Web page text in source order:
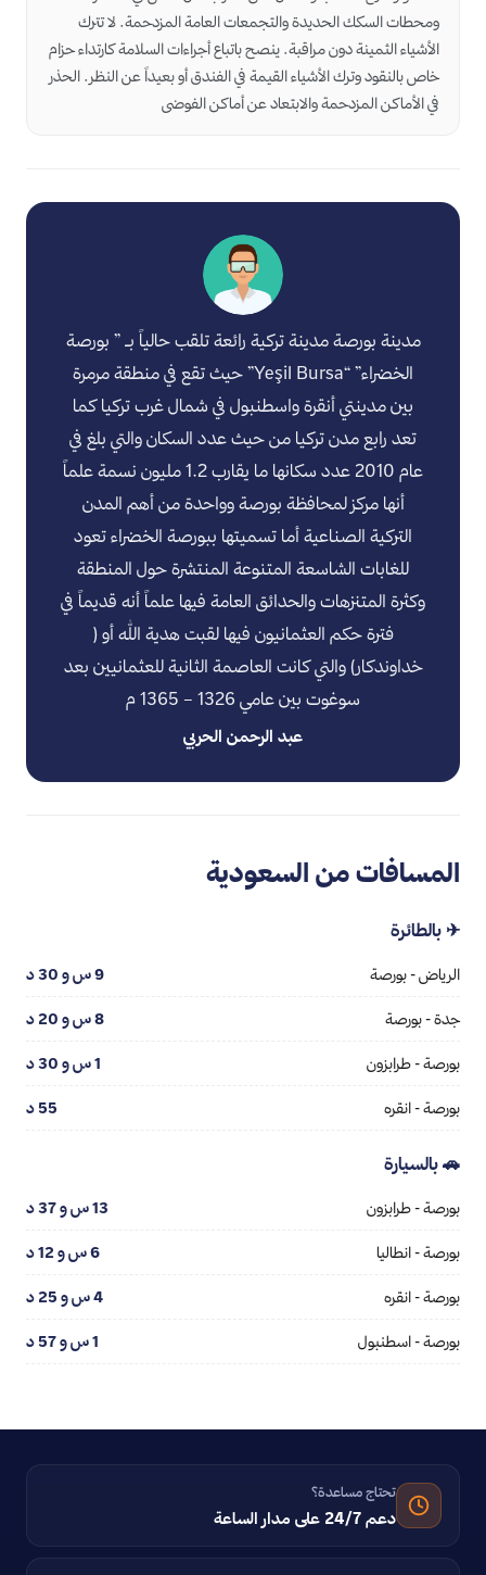
ومحطات السكك الحديدة والتجمعات العامة المزدحمة. لا تترك
الأشياء الثمينة دون مراقبة. ينصح باتباع أجراءات السلامة كارتداء حزام
خاص بالنقود وترك الأشياء القيمة في الفندق أو بعيداً عن النظر. الحذر
في الأماكن المزدحمة والابتعاد عن أماكن الفوضى
مدينة بورصة مدينة تركية رائعة تلقب حالياً بـ ” بورصة
الخضراء” “Yeşil Bursa” حيث تقع في منطقة مرمرة
بين مدينتي أنقرة واسطنبول في شمال غرب تركيا كما
تعد رابع مدن تركيا من حيث عدد السكان والتي بلغ في
عام 2010 عدد سكانها ما يقارب 1.2 مليون نسمة علماً
أنها مركز لمحافظة بورصة وواحدة من أهم المدن
التركية الصناعية أما تسميتها ببورصة الخضراء تعود
للغابات الشاسعة المتنوعة المنتشرة حول المنطقة
وكثرة المتنزهات والحدائق العامة فيها علماً أنه قديماً في
فترة حكم العثمانيون فيها لقبت هدية الله أو (
خداوندكار) والتي كانت العاصمة الثانية للعثمانيين بعد
سوغوت بين عامي 1326 – 1365 م
عبد الرحمن الحربي
المسافات من السعودية
✈ بالطائرة
الرياض - بورصة 9 س و 30 د
جدة - بورصة 8 س و 20 د
بورصة - طرابزون 1 س و 30 د
بورصة - انقره 55 د
🚗 بالسيارة
بورصة - طرابزون 13 س و 37 د
بورصة - انطاليا 6 س و 12 د
بورصة - انقره 4 س و 25 د
بورصة - اسطنبول 1 س و 57 د
تحتاج مساعدة؟
دعم 24/7 على مدار الساعة